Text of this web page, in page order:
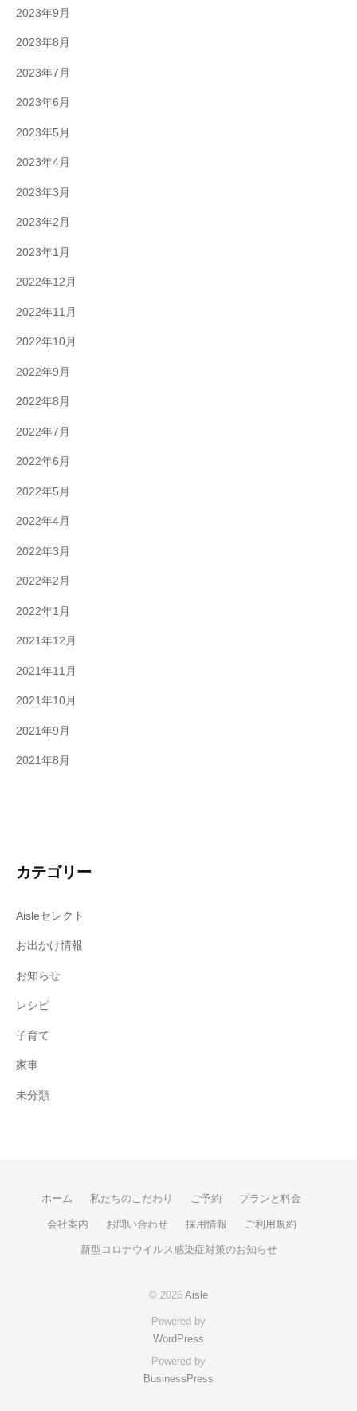
2023年9月
2023年8月
2023年7月
2023年6月
2023年5月
2023年4月
2023年3月
2023年2月
2023年1月
2022年12月
2022年11月
2022年10月
2022年9月
2022年8月
2022年7月
2022年6月
2022年5月
2022年4月
2022年3月
2022年2月
2022年1月
2021年12月
2021年11月
2021年10月
2021年9月
2021年8月
カテゴリー
Aisleセレクト
お出かけ情報
お知らせ
レシピ
子育て
家事
未分類
ホーム 私たちのこだわり ご予約 プランと料金
会社案内 お問い合わせ 採用情報 ご利用規約
新型コロナウイルス感染症対策のお知らせ
© 2026 Aisle
Powered by
WordPress
Powered by
BusinessPress